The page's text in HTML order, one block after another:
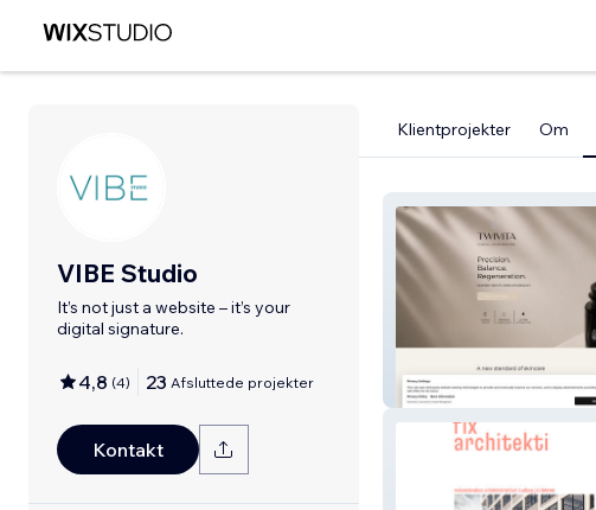
VIBE Studio
It’s not just a website – it’s your
digital signature.
4,8 (4) 23 Afsluttede projekter
Kontakt
Klientprojekter Om
twivita